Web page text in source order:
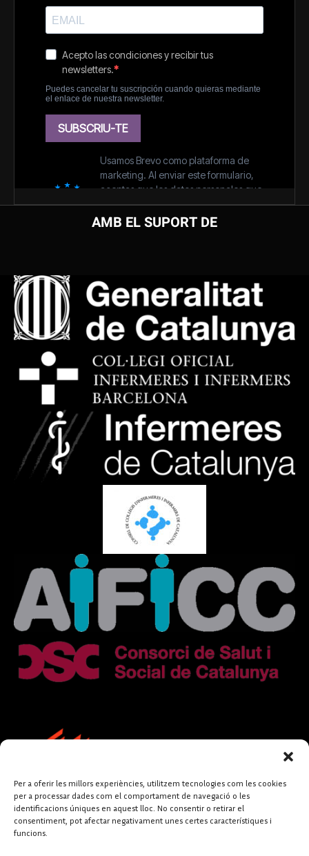
Per a oferir les millors experiències, utilitzem tecnologies com les cookies
per a processar dades com el comportament de navegació o les
identificacions úniques en aquest lloc. No consentir o retirar el
consentiment, pot afectar negativament unes certes característiques i
funcions.
AMB EL SUPORT DE